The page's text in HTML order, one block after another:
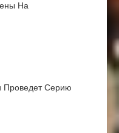
На
Проведет Серию